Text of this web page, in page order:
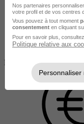
Demandeur d'emploi /
Nos partenaires
votre profil et de vos centres
Vous pouvez à tout moment
consentement en cliquant
Pour en savoir plus,
Politique relative aux
Personnaliser